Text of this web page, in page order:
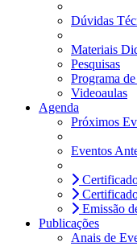
Dúvidas
Materiais
Pesquisas
Programa
Videoaulas
Agenda
Próximos
Eventos
Emissão
Publicações
Anais de